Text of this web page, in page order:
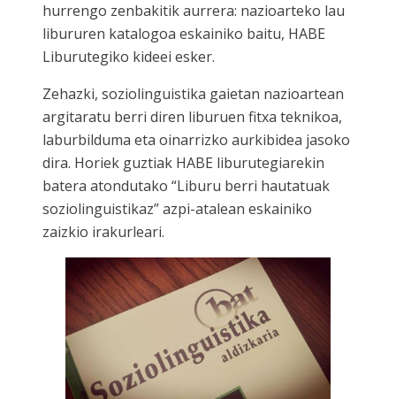
hurrengo zenbakitik aurrera: nazioarteko lau
libururen katalogoa eskainiko baitu, HABE
Liburutegiko kideei esker.
Zehazki, soziolinguistika gaietan nazioartean
argitaratu berri diren liburuen fitxa teknikoa,
laburbilduma eta oinarrizko aurkibidea jasoko
dira. Horiek guztiak HABE liburutegiarekin
batera atondutako “Liburu berri hautatuak
soziolinguistikaz” azpi-atalean eskainiko
zaizkio irakurleari.